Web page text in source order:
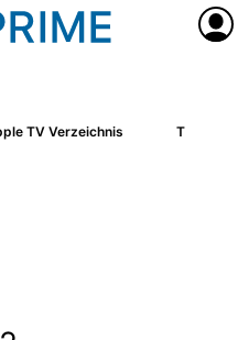
TV Verzeichnis The